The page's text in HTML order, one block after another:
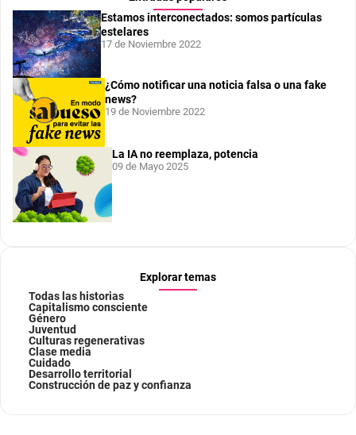
Estamos interconectados: somos partículas
estelares
17 de Noviembre 2022
¿Cómo notificar una noticia falsa o una fake
news?
19 de Noviembre 2022
La IA no reemplaza, potencia
09 de Mayo 2025
Explorar temas
Todas las historias
Capitalismo consciente
Género
Juventud
Culturas regenerativas
Clase media
Cuidado
Desarrollo territorial
Construcción de paz y confianza